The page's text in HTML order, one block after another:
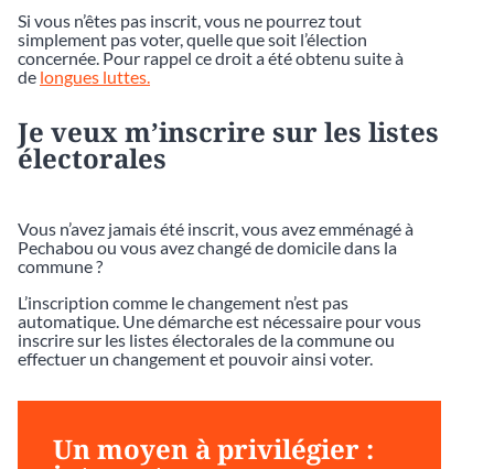
Si vous n’êtes pas inscrit, vous ne pourrez tout
simplement pas voter, quelle que soit l’élection
concernée. Pour rappel ce droit a été obtenu suite à
de longues luttes.
Je veux m’inscrire sur les listes
électorales
Vous n’avez jamais été inscrit, vous avez emménagé à
Pechabou ou vous avez changé de domicile dans la
commune ?
L’inscription comme le changement n’est pas
automatique. Une démarche est nécessaire pour vous
inscrire sur les listes électorales de la commune ou
effectuer un changement et pouvoir ainsi voter.
Un moyen à privilégier :